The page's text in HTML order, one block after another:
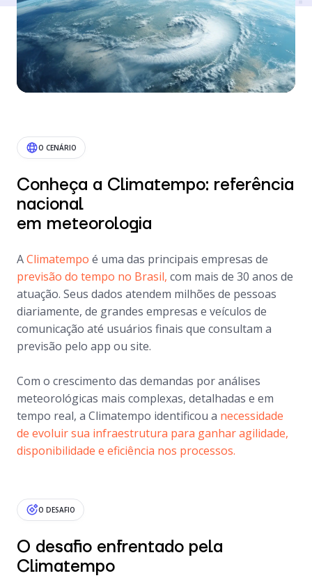
O CENÁRIO
Conheça a Climatempo: referência
nacional
em meteorologia
AClimatempo é uma das principais empresas de
previsão do tempo no Brasil, com mais de 30 anos de
atuação. Seus dados atendem milhões de pessoas
diariamente, de grandes empresas e veículos de
comunicação até usuários finais que consultam a
previsão pelo app ou site.
Com o crescimento das demandas por análises
meteorológicas mais complexas, detalhadas e em
tempo real, a Climatempo identificou a necessidade
de evoluir sua infraestrutura para ganhar agilidade,
disponibilidade e eficiência nos processos.
O DESAFIO
O desafio enfrentado pela
Climatempo